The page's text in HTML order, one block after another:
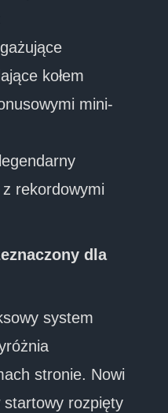
kołem
mini-
rekordowymi
dla
system
stronie. Nowi
startowy rozpięty